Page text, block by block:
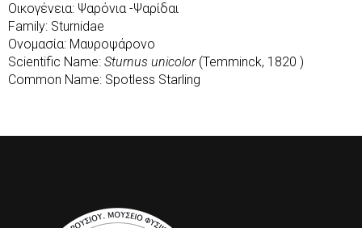
Οικογένεια: Ψαρόνια -Ψαρίδαι
Family: Sturnidae
Ονομασία: Μαυροψάρονο
Scientific Name: Sturnus unicolor (Temminck, 1820 )
Common Name: Spotless Starling